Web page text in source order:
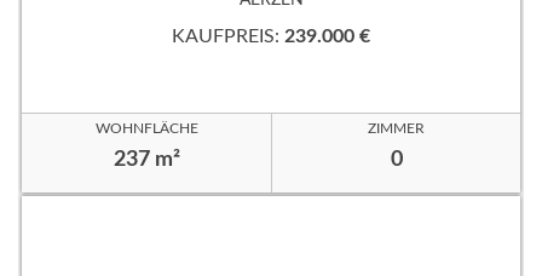
KAUFPREIS: 239.000 €
WOHNFLÄCHE
237 m²
ZIMMER
0